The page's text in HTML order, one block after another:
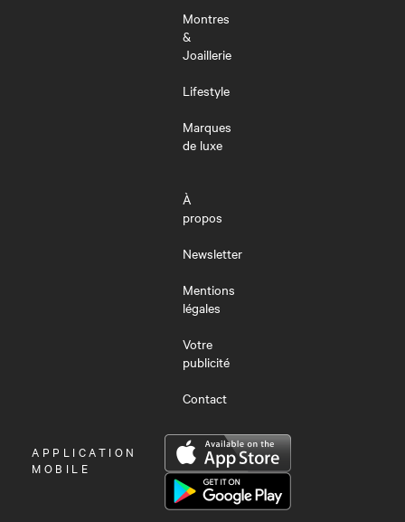
Montres
&
Joaillerie
Lifestyle
Marques
de luxe
À
propos
Newsletter
Mentions
légales
Votre
publicité
Contact
OUVRIR
LE
APPLICATION
MOBILE